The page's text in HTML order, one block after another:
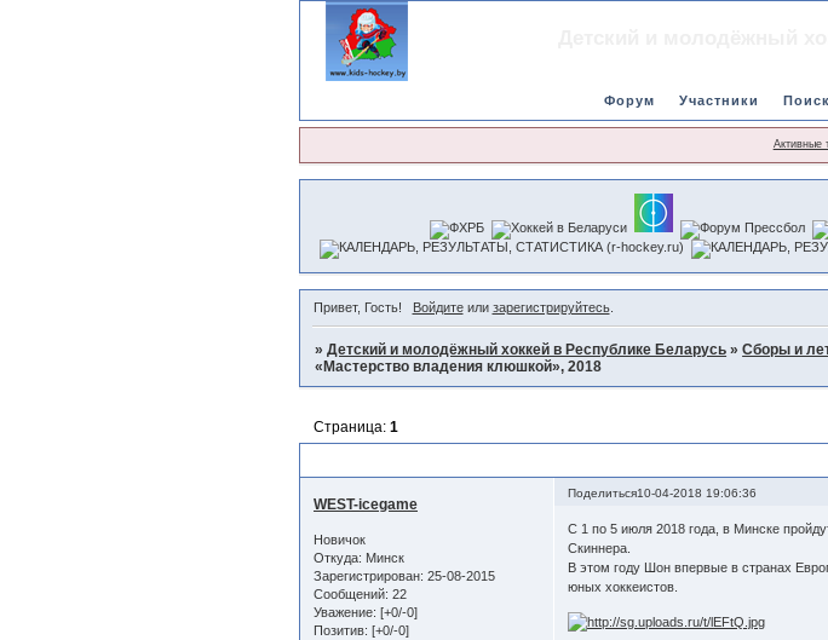
Форум Участники Поиск
Активные
Привет, Гость! Войдитеили зарегистрируйтесь.
»Детский и молодёжный хоккей в Республике Беларусь »Сборы и
«Мастерство владения клюшкой», 2018
Страница:1
Поделиться10-04-2018 19:06:36
WEST-icegame
Новичок
Откуда: Минск
Зарегистрирован: 25-08-2015
Сообщений: 22
Уважение: [+0/-0]
Позитив: [+0/-0]
С 1 по 5 июля 2018 года, в Минске
Скиннера.
В этом году Шон впервые в странах
юных хоккеистов.